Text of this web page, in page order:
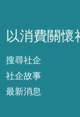
以消費關懷
搜尋社企
社企故事
最新消息